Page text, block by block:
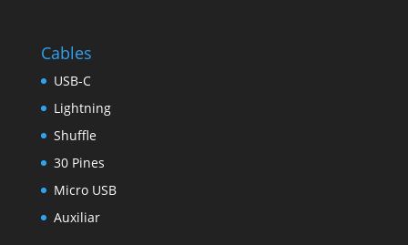
Cables
USB-C
Lightning
Shuffle
30 Pines
Micro USB
Auxiliar